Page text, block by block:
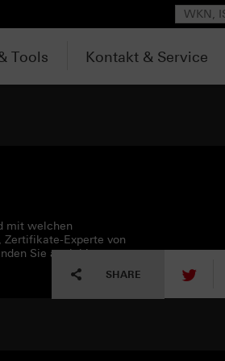
Suche
Tools Kontakt & Service
mit welchen
Experte von
Sie auch hier:
SHARE tweet